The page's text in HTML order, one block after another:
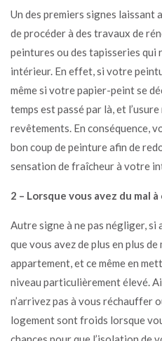
Un des premiers signes laissant
de procéder à des travaux de
peintures ou des tapisseries
intérieur. En effet, si votre
même si votre papier-peint se
temps est passé par là, et
revêtements. En conséquence,
bon coup de peinture afin de
sensation de fraîcheur à votre
2 – Lorsque vous avez du
Autre signe à ne pas négliger, si
que vous avez de plus en plus
appartement, et ce même en
niveau particulièrement élevé.
n’arrivez pas à vous réchauffer
logement sont froids lorsque